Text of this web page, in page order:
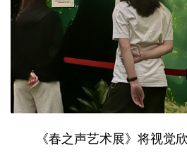
《春之声艺术展》将视觉欣